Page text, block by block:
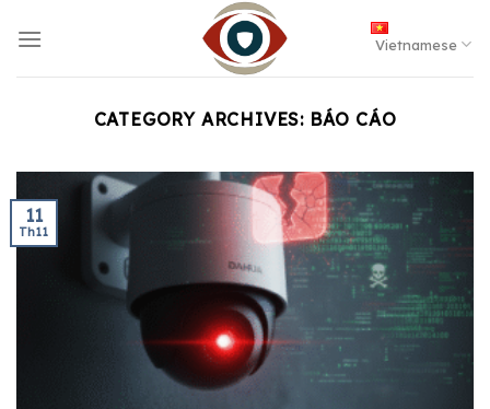
Vietnamese
CATEGORY ARCHIVES: BÁO CÁO
11
Th11